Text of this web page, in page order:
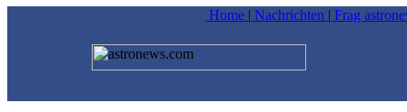
Home | Nachrichten | Frag